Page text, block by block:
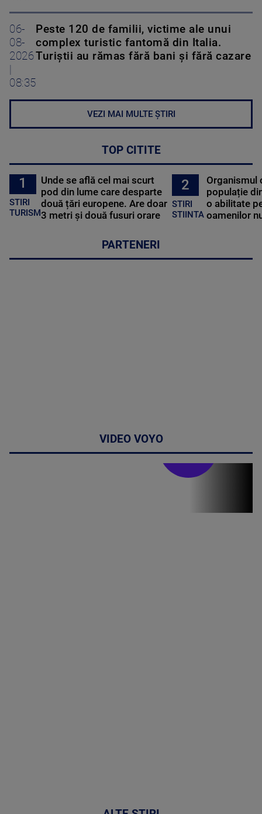
06-
08-
2026
08:35
Peste 120 de familii, victime ale unui
complex turistic fantomă din Italia.
Turiștii au rămas fără bani și fără cazare
VEZI MAI MULTE ȘTIRI
TOP CITITE
1
STIRI
TURISM
Unde se află cel mai scurt
pod din lume care desparte
două țări europene. Are doar
3 metri și două fusuri orare
2
STIRI
STIINTA
Organismul
populație
o abilitate
oamenilor
PARTENERI
VIDEO VOYO